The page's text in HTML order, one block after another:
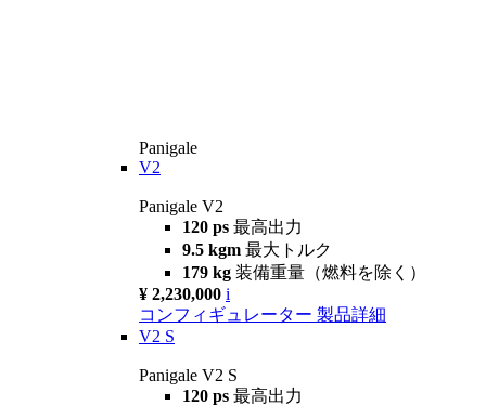
Panigale
V2
Panigale V2
120 ps 最高出力
9.5 kgm 最大トルク
179 kg 装備重量（燃料を除く）
¥ 2,230,000 i
コンフィギュレーター 製品詳細
V2 S
Panigale V2 S
120 ps 最高出力